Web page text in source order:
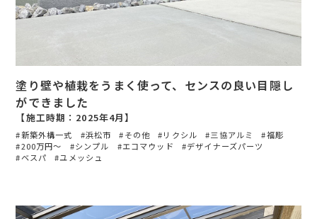
塗り壁や植栽をうまく使って、センスの良い目隠し
ができました
【施工時期：2025年4月】
新築外構一式 浜松市 その他 リクシル 三協アルミ
福彫
200万円〜
シンプル エコマウッド
デザイナーズパーツ
ベスパ
ユメッシュ